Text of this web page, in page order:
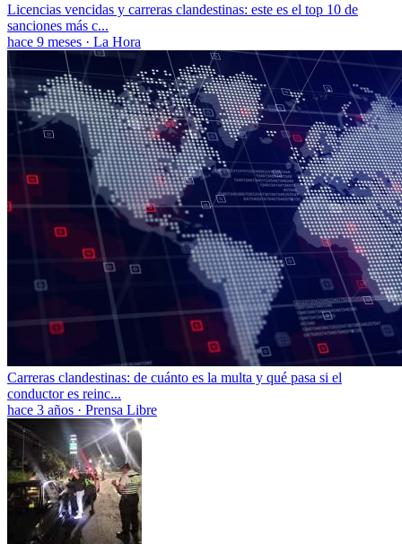
Licencias vencidas y carreras clandestinas: este es el top 10 de
sanciones más c...
hace 9 meses · La Hora
Carreras clandestinas: de cuánto es la multa y qué pasa si el
conductor es reinc...
hace 3 años · Prensa Libre